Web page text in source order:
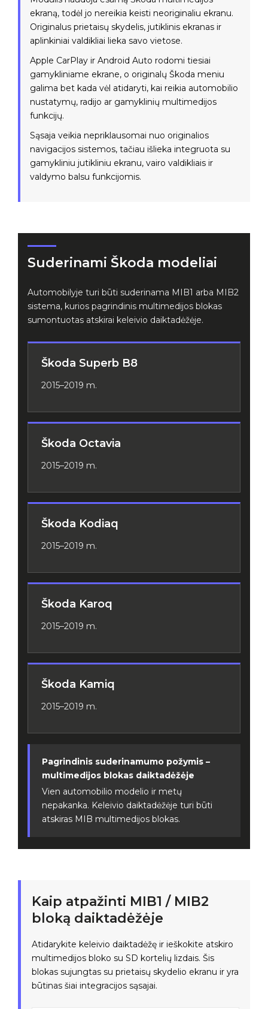
ekraną, todėl jo nereikia keisti neoriginaliu ekranu.
Originalus prietaisų skydelis, jutiklinis ekranas ir
aplinkiniai valdikliai lieka savo vietose.
Apple CarPlay ir Android Auto rodomi tiesiai
gamykliniame ekrane, o originalų Škoda meniu
galima bet kada vėl atidaryti, kai reikia automobilio
nustatymų, radijo ar gamyklinių multimedijos
funkcijų.
Sąsaja veikia nepriklausomai nuo originalios
navigacijos sistemos, tačiau išlieka integruota su
gamykliniu jutikliniu ekranu, vairo valdikliais ir
valdymo balsu funkcijomis.
Suderinami Škoda modeliai
Automobilyje turi būti suderinama MIB1 arba MIB2
sistema, kurios pagrindinis multimedijos blokas
sumontuotas atskirai keleivio daiktadėžėje.
Škoda Superb B8
2015–2019 m.
Škoda Octavia
2015–2019 m.
Škoda Kodiaq
2015–2019 m.
Škoda Karoq
2015–2019 m.
Škoda Kamiq
2015–2019 m.
Pagrindinis suderinamumo požymis –
multimedijos blokas daiktadėžėje
Vien automobilio modelio ir metų
nepakanka. Keleivio daiktadėžėje turi būti
atskiras MIB multimedijos blokas.
Kaip atpažinti MIB1 / MIB2
bloką daiktadėžėje
Atidarykite keleivio daiktadėžę ir ieškokite atskiro
multimedijos bloko su SD kortelių lizdais. Šis
blokas sujungtas su prietaisų skydelio ekranu ir yra
būtinas šiai integracijos sąsajai.